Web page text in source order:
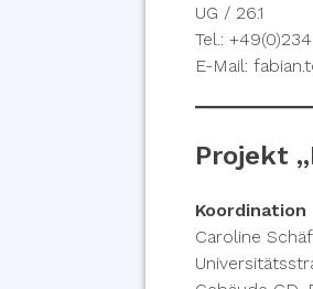
UG / 26.1
Tel.:
E-Mail:
Projekt
Koordination
Caroline